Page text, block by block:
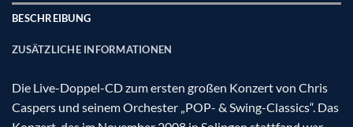
BESCHREIBUNG
ZUSÄTZLICHE INFORMATIONEN
Die Live-Doppel-CD zum ersten großen Konzert von Chris
Caspers und seinem Orchester „POP- & Swing-Classics“. Das